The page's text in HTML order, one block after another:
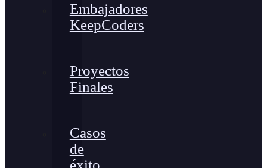
Embajadores
KeepCoders
Proyectos
Finales
Casos
de
éxito